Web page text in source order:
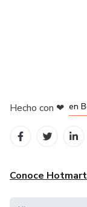
Hecho con ❤ en
Conoce Hotmart